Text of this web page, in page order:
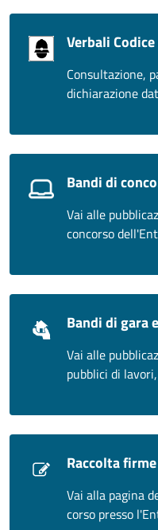
Verbali
Consultazione,
dichiarazione
Bandi di
Vai alle
concorso
Bandi di gara
Vai alle
pubblici di
Raccolta firme
Vai alla pagina
corso presso